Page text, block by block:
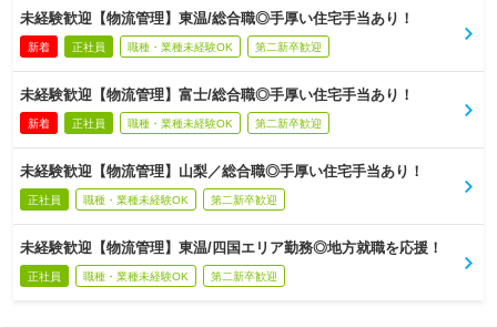
未経験歓迎【物流管理】東温/総合職◎手厚い住宅手当あり！
新着 正社員 職種・業種未経験OK 第二新卒歓迎
未経験歓迎【物流管理】富士/総合職◎手厚い住宅手当あり！
新着 正社員 職種・業種未経験OK 第二新卒歓迎
未経験歓迎【物流管理】山梨／総合職◎手厚い住宅手当あり！
正社員 職種・業種未経験OK 第二新卒歓迎
未経験歓迎【物流管理】東温/四国エリア勤務◎地方就職を応援！
正社員 職種・業種未経験OK 第二新卒歓迎